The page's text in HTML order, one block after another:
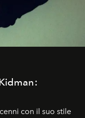
con il suo stile